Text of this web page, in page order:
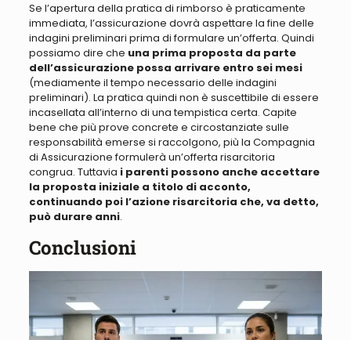
Se l’apertura della pratica di rimborso è praticamente
immediata, l’assicurazione dovrà aspettare la fine delle
indagini preliminari prima di formulare un’offerta. Quindi
possiamo dire che una prima proposta da parte
dell’assicurazione possa arrivare entro sei mesi
(mediamente il tempo necessario delle indagini
preliminari). La pratica quindi non è suscettibile di essere
incasellata all’interno di una tempistica certa. Capite
bene che più prove concrete e circostanziate sulle
responsabilità emerse si raccolgono, più la Compagnia
di Assicurazione formulerà un’offerta risarcitoria
congrua. Tuttavia i parenti possono anche accettare
la proposta iniziale a titolo di acconto,
continuando poi l’azione risarcitoria che, va detto,
può durare anni.
Conclusioni